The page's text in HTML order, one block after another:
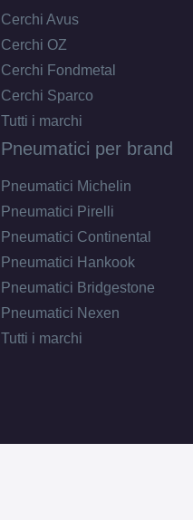
Cerchi Avus
Cerchi OZ
Cerchi Fondmetal
Cerchi Sparco
Tutti i marchi
Pneumatici per brand
Pneumatici Michelin
Pneumatici Pirelli
Pneumatici Continental
Pneumatici Hankook
Pneumatici Bridgestone
Pneumatici Nexen
Tutti i marchi